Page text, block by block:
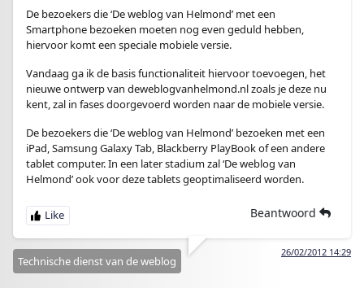
De bezoekers die ‘De weblog van Helmond’ met een
Smartphone bezoeken moeten nog even geduld hebben,
hiervoor komt een speciale mobiele versie.
Vandaag ga ik de basis functionaliteit hiervoor toevoegen, het
nieuwe ontwerp van deweblogvanhelmond.nl zoals je deze nu
kent, zal in fases doorgevoerd worden naar de mobiele versie.
De bezoekers die ‘De weblog van Helmond’ bezoeken met een
iPad, Samsung Galaxy Tab, Blackberry PlayBook of een andere
tablet computer. In een later stadium zal ‘De weblog van
Helmond’ ook voor deze tablets geoptimaliseerd worden.
Beantwoord
26/02/2012 14:29
Technische dienst van de weblog